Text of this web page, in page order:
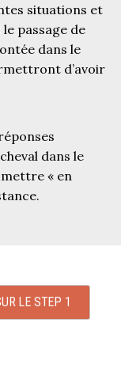
situations et
passage de
dans le
d’avoir
dans le
« en
LE STEP 1